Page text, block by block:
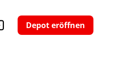
Depot eröffnen